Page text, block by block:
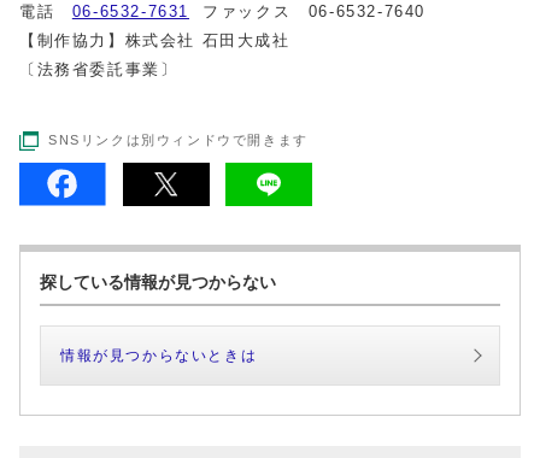
電話 06-6532-7631
ファックス 06-6532-7640
【制作協力】株式会社 石田大成社
〔法務省委託事業〕
SNSリンクは別ウィンドウで開きます
探している情報が見つからない
情報が見つからないときは